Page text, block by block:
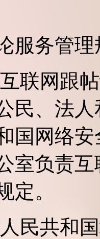
服务管理
联网跟
民、法
国网络
室负责
定。
民共和